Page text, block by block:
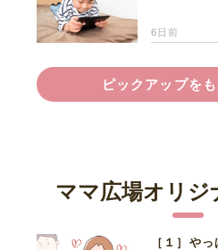
6日前
ピックアップを
ママ広場オリ
［１］や